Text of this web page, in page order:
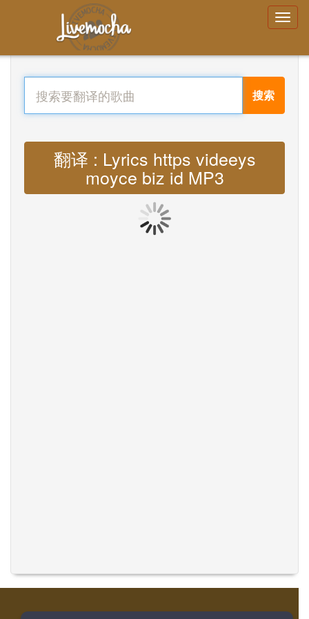
搜索
翻译 : Lyrics https videeys
moyce biz id MP3